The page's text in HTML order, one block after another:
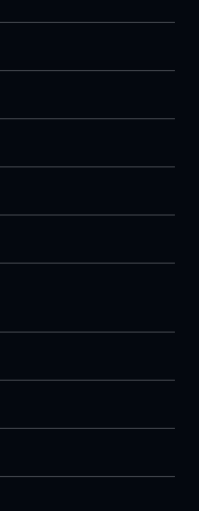
recurenți și
malul mării